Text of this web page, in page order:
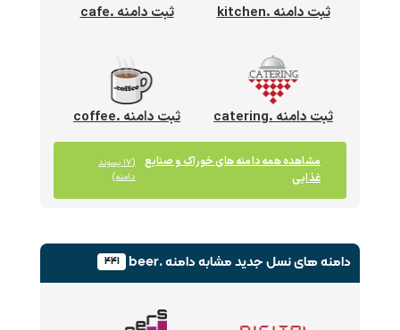
ثبت دامنه .kitchen ثبت دامنه .cafe
ثبت دامنه .catering ثبت دامنه .coffee
مشاهده همه دامنه های خوراک و صنایع
غذایی
(۱۷ پسوند
دامنه)
دامنه های نسل جدیدمشابه دامنه .beer ۴۴۱